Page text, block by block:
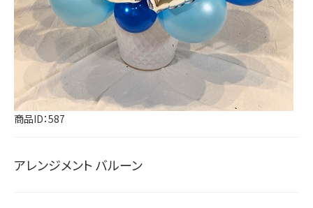
商品ID：587
アレンジメント バルーン